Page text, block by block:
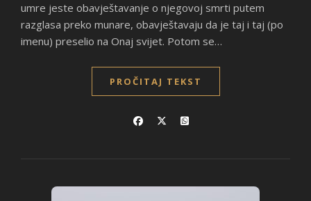
umre jeste obavještavanje o njegovoj smrti putem
razglasa preko munare, obavještavaju da je taj i taj (po
imenu) preselio na Onaj svijet. Potom se…
PROČITAJ TEKST